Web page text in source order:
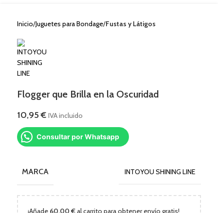
Inicio Juguetes para Bondage Fustas y Látigos
Flogger que Brilla en la Oscuridad
10,95€ IVA incluido
Consultar por Whatsapp
MARCA INTOYOU SHINING LINE
¡Añade 60,00 €al carrito para obtener envío gratis!